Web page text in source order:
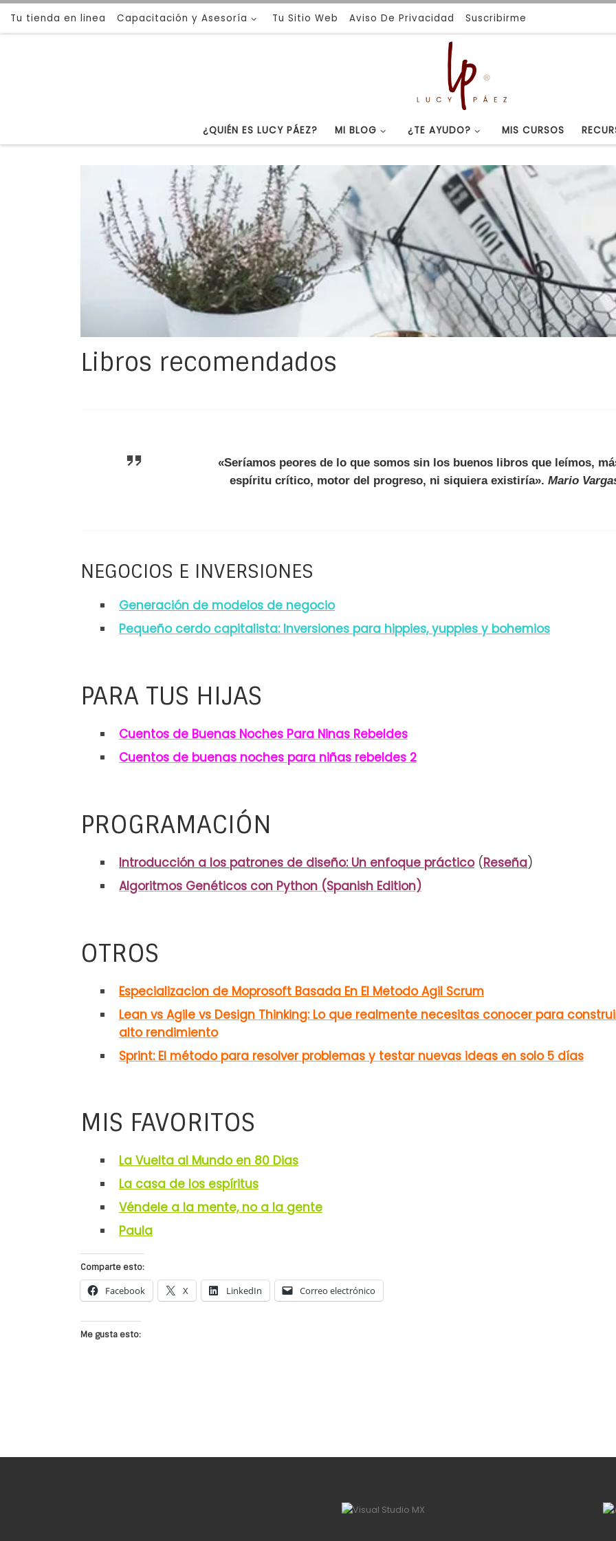
Saltar al contenido
Tu tienda en linea Capacitación y Asesoría Tu Sitio Web Aviso De Privacidad Suscribirme
¿QUIÉN ES LUCY PÁEZ? MI BLOG ¿TE AYUDO? MIS CURSOS
Libros recomendados
«Seríamos peores de lo que somos sin los buenos libros que leímos,
espíritu crítico, motor del progreso, ni siquiera existiría». Mario
NEGOCIOS E INVERSIONES
Generación de modelos de negocio
Pequeño cerdo capitalista: Inversiones para hippies, yuppies y bohemios
PARA TUS HIJAS
Cuentos de Buenas Noches Para Ninas Rebeldes
Cuentos de buenas noches para niñas rebeldes 2
PROGRAMACIÓN
Introducción a los patrones de diseño: Un enfoque práctico(Reseña)
Algoritmos Genéticos con Python (Spanish Edition)
OTROS
Especializacion de Moprosoft Basada En El Metodo Agil Scrum
Lean vs Agile vs Design Thinking: Lo que realmente necesitas conocer para
alto rendimiento
Sprint: El método para resolver problemas y testar nuevas ideas en solo 5 días
MIS FAVORITOS
La Vuelta al Mundo en 80 Dias
La casa de los espíritus
Véndele a la mente, no a la gente
Paula
Comparte esto:
Facebook X LinkedIn Correo electrónico
Me gusta esto: